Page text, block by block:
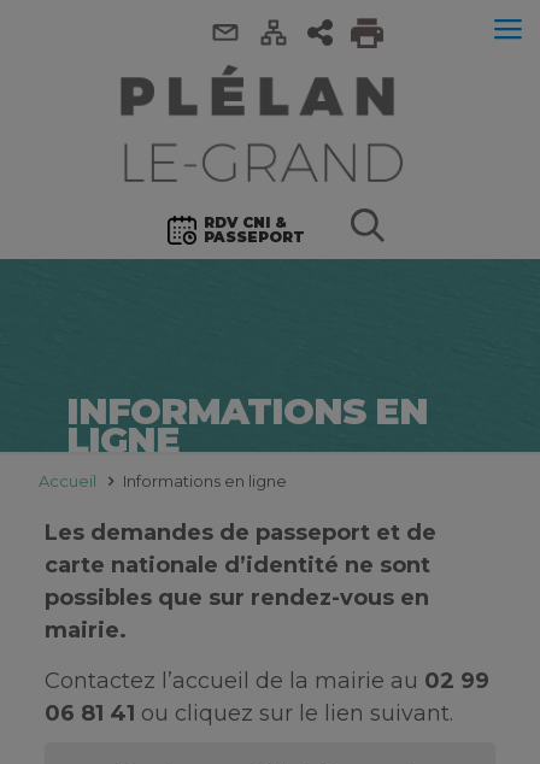
RDV CNI &
PASSEPORT
INFORMATIONS EN
LIGNE
Accueil Informations en ligne
Les demandes de passeport et de
carte nationale d’identité ne sont
possibles que sur rendez-vous en
mairie.
Contactez l’accueil de la mairie au 02 99
06 81 41 ou cliquez sur le lien suivant.